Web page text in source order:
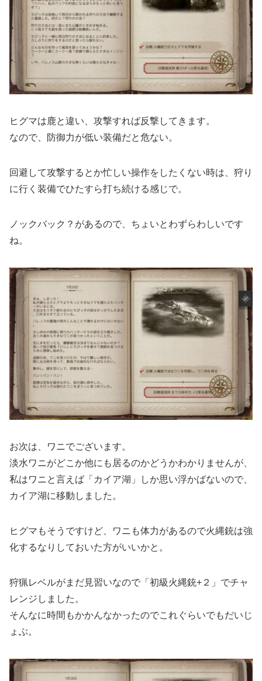
ヒグマは鹿と違い、攻撃すれば反撃してきます。
なので、防御力が低い装備だと危ない。
回避して攻撃するとか忙しい操作をしたくない時は、狩り
に行く装備でひたすら打ち続ける感じで。
ノックバック？があるので、ちょいとわずらわしいです
ね。
お次は、ワニでございます。
淡水ワニがどこか他にも居るのかどうかわかりませんが、
私はワニと言えば「カイア湖」しか思い浮かばないので、
カイア湖に移動しました。
ヒグマもそうですけど、ワニも体力があるので火縄銃は強
化するなりしておいた方がいいかと。
狩猟レベルがまだ見習いなので「初級火縄銃+２」でチャ
レンジしました。
そんなに時間もかかんなかったのでこれぐらいでもだいじ
ょぶ。